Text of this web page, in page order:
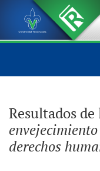
Resultados de
derechos